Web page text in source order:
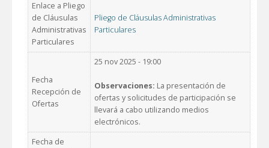
Enlace a Pliego
de Cláusulas
Administrativas
Particulares
Pliego de Cláusulas Administrativas
Particulares
Fecha
Recepción de
Ofertas
25 nov 2025 - 19:00
Observaciones: La presentación de
ofertas y solicitudes de participación se
llevará a cabo utilizando medios
electrónicos.
Fecha de